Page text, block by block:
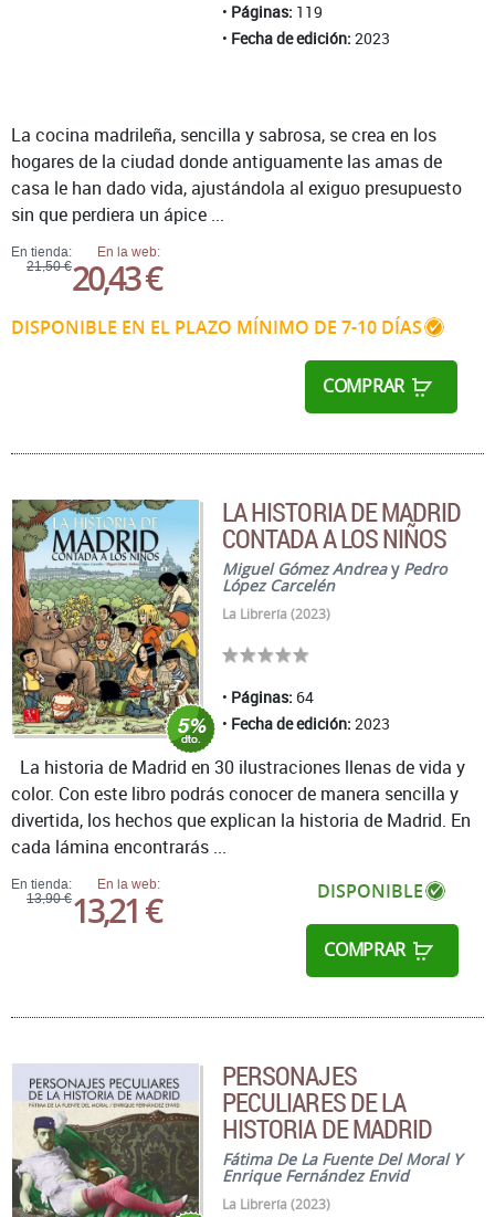
Páginas: 119
Fecha de edición: 2023
En tienda:
21,50 €
En la web:
20,43 €
DISPONIBLE EN EL PLAZO MÍNIMO DE 7-10 DÍAS
COMPRAR
La cocina madrileña, sencilla y sabrosa, se crea en los
hogares de la ciudad donde antiguamente las amas de
casa le han dado vida, ajustándola al exiguo presupuesto
sin que perdiera un ápice ...
LA HISTORIA DE MADRID
CONTADA A LOS NIÑOS
Miguel Gómez Andreay Pedro
López Carcelén
La Librería (2023)
Páginas: 64
Fecha de edición: 2023
En tienda:
13,90 €
En la web:
13,21 € DISPONIBLE
COMPRAR
La historia de Madrid en 30 ilustraciones llenas de vida y
color. Con este libro podrás conocer de manera sencilla y
divertida, los hechos que explican la historia de Madrid. En
cada lámina encontrarás ...
PERSONAJES
PECULIARES DE LA
HISTORIA DE MADRID
Fátima De La Fuente Del Moral Y
Enrique Fernández Envid
La Librería (2023)